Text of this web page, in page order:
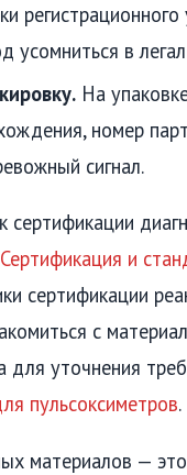
усомниться в
На
номер
сигнал.
Сертификация и
сертификации
с
для уточнения
пульсоксиметров.
материалов —